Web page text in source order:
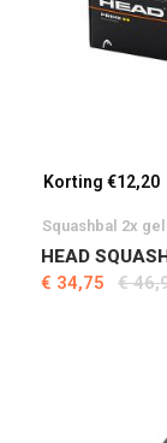
Korting €12,20
Squashbal 2x
HEAD
€ 34,75
€